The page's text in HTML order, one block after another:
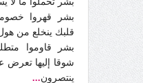
بشر قهروا
قلبك ينخلع من
بشر قاوموا
شوقا إليها تعرض
ينتصرون...